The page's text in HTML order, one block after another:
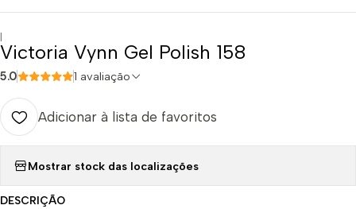
|
Victoria Vynn Gel Polish 158
5.0 1 avaliação
Adicionar à lista de favoritos
Mostrar stock das localizações
DESCRIÇÃO